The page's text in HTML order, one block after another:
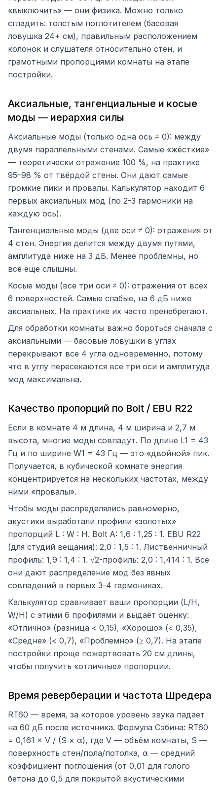
«выключить» — они физика. Можно только
сгладить: толстым поглотителем (басовая
ловушка 24+ см), правильным расположением
колонок и слушателя относительно стен, и
грамотными пропорциями комнаты на этапе
постройки.
Аксиальные, тангенциальные и косые
моды — иерархия силы
Аксиальные моды (только одна ось ≠ 0): между
двумя параллельными стенами. Самые «жёсткие»
— теоретически отражение 100 %, на практике
95–98 % от твёрдой стены. Они дают самые
громкие пики и провалы. Калькулятор находит 6
первых аксиальных мод (по 2-3 гармоники на
каждую ось).
Тангенциальные моды (две оси ≠ 0): отражения от
4 стен. Энергия делится между двумя путями,
амплитуда ниже на 3 дБ. Менее проблемны, но
всё ещё слышны.
Косые моды (все три оси ≠ 0): отражения от всех
6 поверхностей. Самые слабые, на 6 дБ ниже
аксиальных. На практике их часто пренебрегают.
Для обработки комнаты важно бороться сначала с
аксиальными — басовые ловушки в углах
перекрывают все 4 угла одновременно, потому
что в углу пересекаются все три оси и амплитуда
мод максимальна.
Качество пропорций по Bolt / EBU R22
Если в комнате 4 м длина, 4 м ширина и 2,7 м
высота, многие моды совпадут. По длине L1 = 43
Гц и по ширине W1 = 43 Гц — это «двойной» пик.
Получается, в кубической комнате энергия
концентрируется на нескольких частотах, между
ними «провалы».
Чтобы моды распределялись равномерно,
акустики выработали профили «золотых»
пропорций L : W : H. Bolt A: 1,6 : 1,25 : 1. EBU R22
(для студий вещания): 2,0 : 1,5 : 1. Лиственничный
профиль: 1,9 : 1,4 : 1. √2-профиль: 2,0 : 1,414 : 1. Все
они дают распределение мод без явных
совпадений в первых 3-4 гармониках.
Калькулятор сравнивает ваши пропорции (L/H,
W/H) с этими 6 профилями и выдаёт оценку:
«Отлично» (разница < 0,15), «Хорошо» (< 0,35),
«Средне» (< 0,7), «Проблемно» (≥ 0,7). На этапе
постройки проще пожертвовать 20 см длины,
чтобы получить «отличные» пропорции.
Время реверберации и частота Шредера
RT60 — время, за которое уровень звука падает
на 60 дБ после источника. Формула Сэбина: RT60
= 0,161 × V / (S × α), где V — объём комнаты, S —
поверхность стен/пола/потолка, α — средний
коэффициент поглощения (от 0,01 для голого
бетона до 0,5 для покрытой акустическими